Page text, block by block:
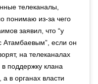
телеканалы,
понимаю из-за чего
заявил, что “у
Атамбаевым”, если он
на телеканалах
в поддержку клана
в органах власти